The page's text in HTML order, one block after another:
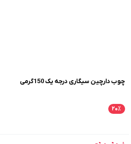
چوب دارچین سیگاری درجه یک 150گرمی
۲۰٪